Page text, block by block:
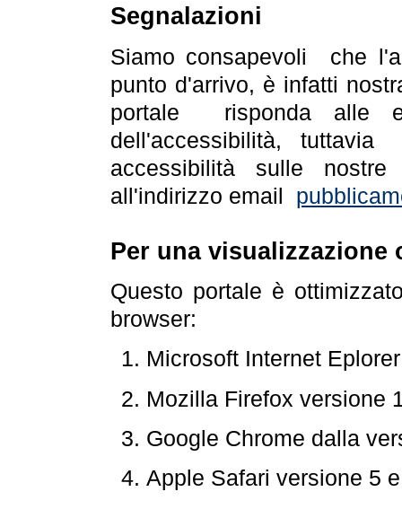
Segnalazioni
Siamo consapevoli che
punto d'arrivo, è infatti
portale risponda alle
dell'accessibilità,
accessibilità sulle
all'indirizzo email
Per una visualizzazione
Questo portale è
browser:
Microsoft Internet
Mozilla Firefox versione
Google Chrome dalla
Apple Safari versione 5